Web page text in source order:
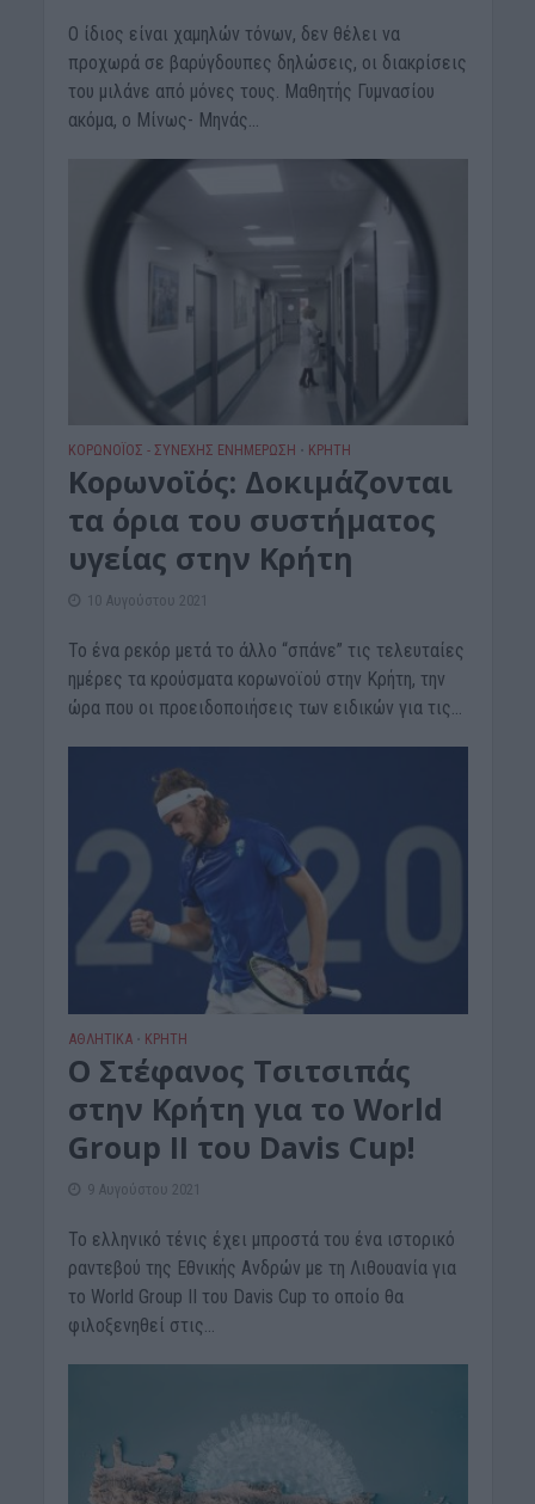
Ο ίδιος είναι χαμηλών τόνων, δεν θέλει να
προχωρά σε βαρύγδουπες δηλώσεις, οι διακρίσεις
του μιλάνε από μόνες τους. Μαθητής Γυμνασίου
ακόμα, ο Μίνως- Μηνάς...
ΚΟΡΩΝΟΪΟΣ - ΣΥΝΕΧΗΣ ΕΝΗΜΕΡΩΣΗ • ΚΡΗΤΗ
Κορωνοϊός: Δοκιμάζονται
τα όρια του συστήματος
υγείας στην Κρήτη
10 Αυγούστου 2021
Το ένα ρεκόρ μετά το άλλο “σπάνε” τις τελευταίες
ημέρες τα κρούσματα κορωνοϊού στην Κρήτη, την
ώρα που οι προειδοποιήσεις των ειδικών για τις...
ΑΘΛΗΤΙΚΑ • ΚΡΗΤΗ
Ο Στέφανος Τσιτσιπάς
στην Κρήτη για το World
Group II του Davis Cup!
9 Αυγούστου 2021
Το ελληνικό τένις έχει μπροστά του ένα ιστορικό
ραντεβού της Εθνικής Ανδρών με τη Λιθουανία για
το World Group II του Davis Cup το οποίο θα
φιλοξενηθεί στις...